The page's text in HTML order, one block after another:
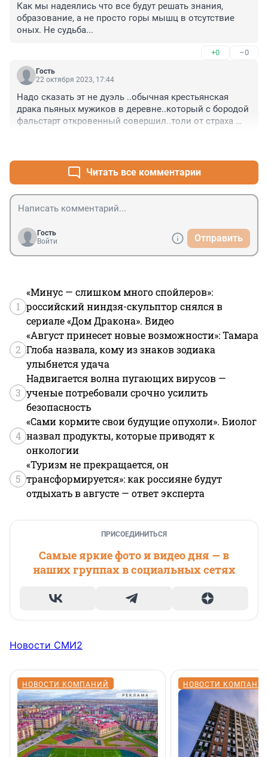
Как мы надеялись что все будут решать знания,
образование, а не просто горы мышц в отсутствие
оных. Не судьба...
+0 –0
Гость
22 октября 2023, 17:44
Надо сказать эт не дуэль ..обычная крестьянская
драка пьяных мужиков в деревне..который с бородой
фальстарт откровенный совершил..толи от страха
Читать все комментарии
Гость
Войти
Отправить
1
«Минус — слишком много спойлеров»:
российский ниндзя-скульптор снялся в
сериале «Дом Дракона». Видео
2
«Август принесет новые возможности»: Тамара
Глоба назвала, кому из знаков зодиака
улыбнется удача
3
Надвигается волна пугающих вирусов —
ученые потребовали срочно усилить
безопасность
4
«Сами кормите свои будущие опухоли». Биолог
назвал продукты, которые приводят к
онкологии
5
«Туризм не прекращается, он
трансформируется»: как россияне будут
отдыхать в августе — ответ эксперта
ПРИСОЕДИНИТЬСЯ
Самые яркие фото и видео дня — в
наших группах в социальных сетях
Новости СМИ2
НОВОСТИ КОМПАНИЙ НОВОСТИ